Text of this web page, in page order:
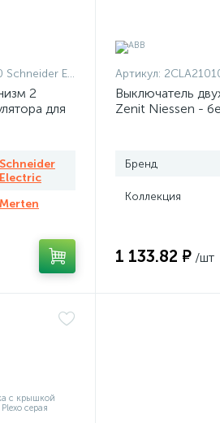
Electric
2
для
Schneider
Electric
Merten
Артикул: 2CLA210100N1101 +
Выключатель
Zenit Niessen -
Бренд
Коллекция
1 133.82 ₽ /шт